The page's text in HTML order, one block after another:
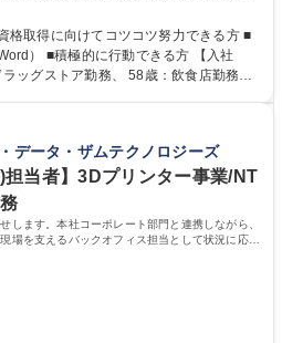
からの転職者が多数活躍しています
センティヴで平均約100万円/年（昨年度
50,000円/月 ★親会社である株式会社合
として、質の高いサービスと適性価格を
取得に向けてコツコツ努力できる方 ■
方 【入社
勤務、 58歳：飲食店勤務
ックス制度、未経験からでも下限年収
専 短大 専修学校 高校 語学力： 資格：第
データ・ザムテクノロジーズ
担当者】3Dプリンター事業/NT
します。本社コーポレート部門と連携しながら、
場を支えるバックオフィス担当として状況に応じ
。